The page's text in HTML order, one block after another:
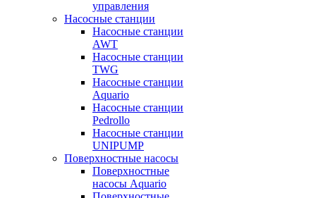
управления
Насосные станции
Насосные станции
AWT
Насосные станции
TWG
Насосные станции
Aquario
Насосные станции
Pedrollo
Насосные станции
UNIPUMP
Поверхностные насосы
Поверхностные
насосы Aquario